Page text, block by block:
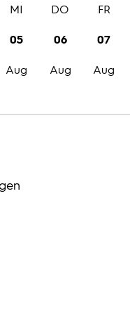
05
Aug
MI
06
Aug
DO
07
Aug
FR